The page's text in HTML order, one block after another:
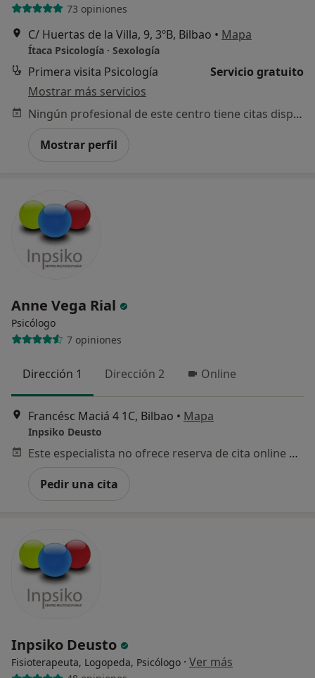
73 opiniones
C/ Huertas de la Villa, 9, 3ºB, Bilbao • Mapa
Ítaca Psicología · Sexología
Primera visita Psicología
Servicio gratuito
Mostrar más servicios
Ningún profesional de este centro tiene citas disponibles
Mostrar perfil
Anne Vega Rial
Psicólogo
7 opiniones
Dirección 1 Dirección 2 Online
Francésc Maciá 4 1C, Bilbao • Mapa
Inpsiko Deusto
Este especialista no ofrece reserva de cita online en esta dirección.
Pedir una cita
Inpsiko Deusto
Fisioterapeuta, Logopeda, Psicólogo · Ver más